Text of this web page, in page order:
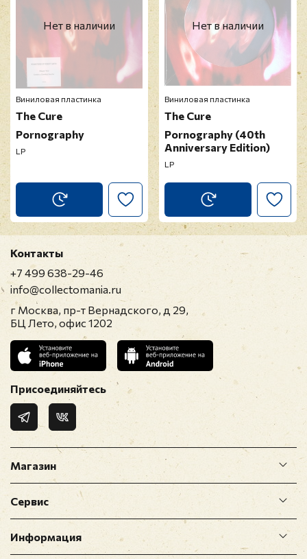
Нет в наличии
Виниловая пластинка
The Cure
Pornography
LP
Нет в наличии
Виниловая пластинка
The Cure
Pornography (40th
Anniversary Edition)
LP
Магазин
Сервис
Информация
Контакты
+7 499 638-29-46
info@collectomania.ru
г Москва, пр-т Вернадского, д 29,
БЦ Лето, офис 1202
Присоединяйтесь